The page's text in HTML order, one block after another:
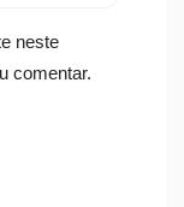
neste
comentar.